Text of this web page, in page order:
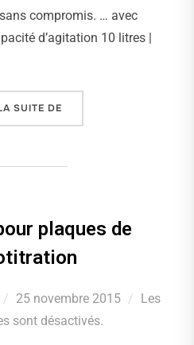
compromis. … avec
d’agitation 10 litres |
SUITE DE
plaques de
Publié
le
25 novembre 2015
Les
sont désactivés.